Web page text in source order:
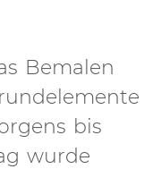
Bemalen
bis
wurde